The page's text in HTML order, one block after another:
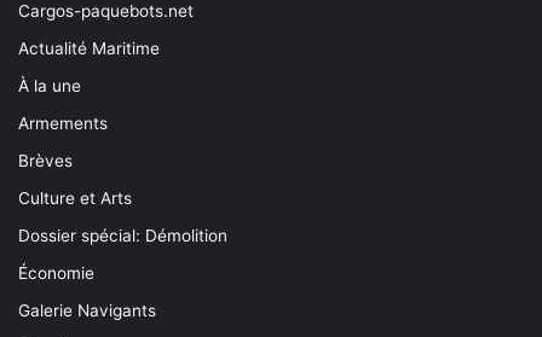
Cargos-paquebots.net
Actualité Maritime
À la une
Armements
Brèves
Culture et Arts
Dossier spécial: Démolition
Économie
Galerie Navigants